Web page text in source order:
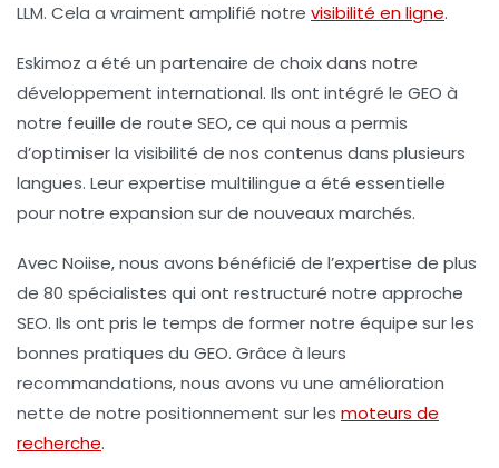
LLM. Cela a vraiment amplifié notre visibilité en ligne.
Eskimoz a été un partenaire de choix dans notre
développement international. Ils ont intégré le GEO à
notre feuille de route SEO, ce qui nous a permis
d’optimiser la visibilité de nos contenus dans plusieurs
langues. Leur expertise multilingue a été essentielle
pour notre expansion sur de nouveaux marchés.
AvecNoiise, nous avons bénéficié de l’expertise de plus
de 80 spécialistes qui ont restructuré notre approche
SEO. Ils ont pris le temps de former notre équipe sur les
bonnes pratiques du GEO. Grâce à leurs
recommandations, nous avons vu une amélioration
nette de notre positionnement sur les moteurs de
recherche.